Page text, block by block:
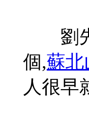
劉先
個,蘇北
人很早